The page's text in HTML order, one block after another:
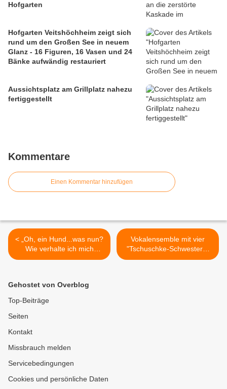
Hofgarten
Hofgarten Veitshöchheim zeigt sich
rund um den Großen See in neuem
Glanz - 16 Figuren, 16 Vasen und 24
Bänke aufwändig restauriert
Aussichtsplatz am Grillplatz nahezu
fertiggestellt
Kommentare
Einen Kommentar hinzufügen
< „Oh, ein Hund...was nun?
Wie verhalte ich mich
richtig?“ - NaturFreunde
19.9. ein
Vokalensemble mit vier
"Tschuschke-Schwestern"
verzauberte beim letzten
Gehostet von Overblog
Top-Beiträge
Seiten
Kontakt
Missbrauch melden
Servicebedingungen
Cookies und persönliche Daten